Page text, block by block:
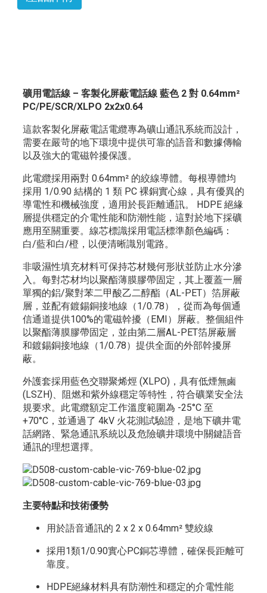
礦用電話線 – 客製化屏蔽電話線 藍色 2 對 0.64mm²
PC/PE/SCR/XLPO 2x2x0.64
這款客製化屏蔽電話電纜專為礦山通訊系統而設計，
需要在嚴苛的地下環境中提供可靠的語音和數據傳輸
以及強大的電磁幹擾保護。
此電纜採用兩對 0.64mm² 的絞線導體。每根導體均
採用 1/0.90 結構的 1 類 PC 裸銅實心線，具有優異的
導電性和機械強度，適用於長距離通訊。 HDPE 絕緣
層提供穩定的介電性能和防潮性能，這對於地下採礦
應用至關重要。線芯標識採用電話標準顏色編碼：
白/藍和白/橙，以便清晰識別電路。
非吸濕性填充材料可保持芯材幾何形狀並防止水分滲
入。每對芯材均以聚酯薄膜膠帶固定，其上覆蓋一層
單獨的鋁/聚對苯二甲酸乙二醇酯（AL-PET）箔屏蔽
層，並配有鍍錫銅接地線（1/0.78），從而為每個通
信通道提供100%的電磁幹擾（EMI）屏蔽。整個組件
以聚酯薄膜膠帶固定，並由第二層AL-PET箔屏蔽層
和鍍錫銅接地線（1/0.78）提供全面的外部幹擾屏
蔽。
外護套採用藍色交聯聚烯烴 (XLPO)，具有低煙無鹵
(LSZH)、阻燃和紫外線穩定等特性，符合礦業安全法
規要求。此電纜額定工作溫度範圍為 -25°C 至
+70°C，並通過了 4kV 火花測試驗證，是地下礦井電
話網路、緊急通訊系統以及危險礦井環境中關鍵語音
通訊的理想選擇。
主要特點和技術優勢
用於語音通訊的 2 x 2 x 0.64mm² 雙絞線
採用1類1/0.90實心PC銅芯導體，確保長距離可
靠度。
HDPE絕緣材料具有防潮性和穩定的介電性能